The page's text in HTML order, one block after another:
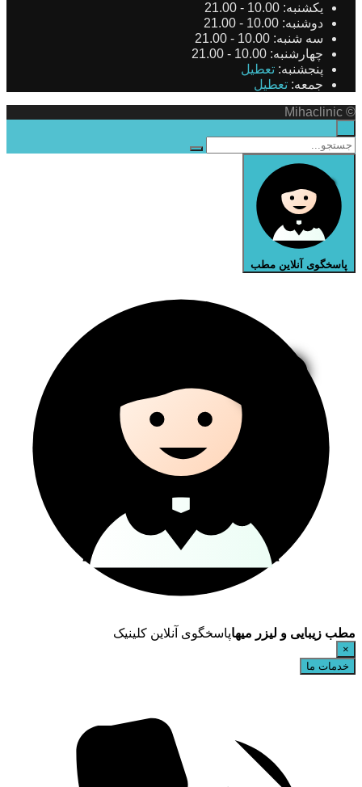
یکشنبه: 10.00 - 21.00
دوشنبه: 10.00 - 21.00
سه شنبه: 10.00 - 21.00
چهارشنبه: 10.00 - 21.00
پنجشنبه: تعطیل
جمعه: تعطیل
© Mihaclinic
پاسخگوی آنلاین مطب
مطب زیبایی و لیزر میهاپاسخگوی آنلاین کلینیک
×
خدمات ما